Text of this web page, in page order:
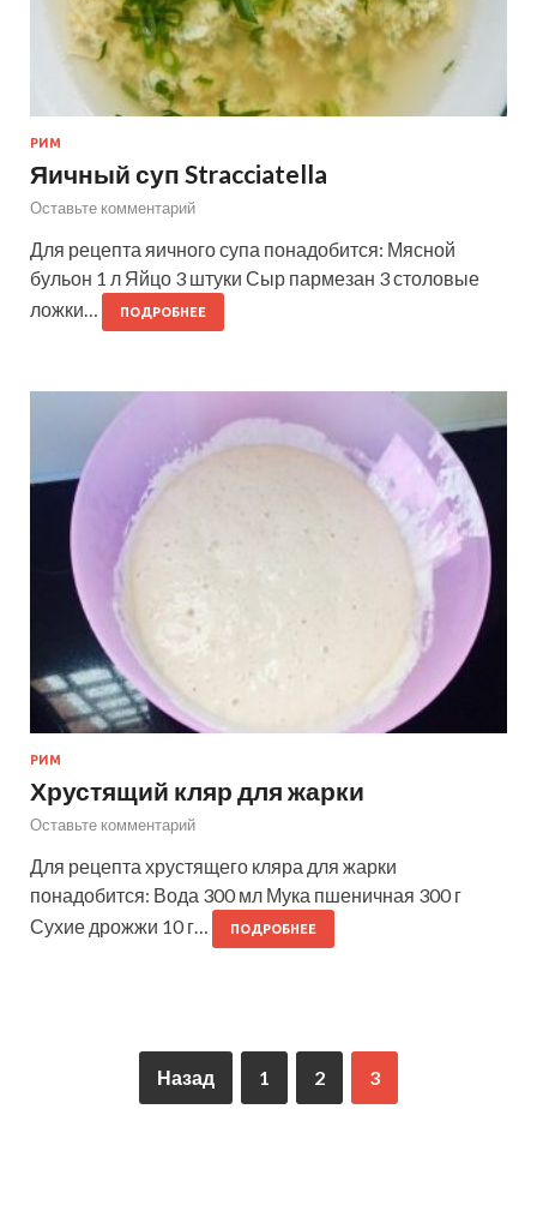
РИМ
Яичный суп Stracciatella
Оставьте комментарий
Для рецепта яичного супа понадобится: Мясной
бульон 1 л Яйцо 3 штуки Сыр пармезан 3 столовые
ложки…
ПОДРОБНЕЕ
РИМ
Хрустящий кляр для жарки
Оставьте комментарий
Для рецепта хрустящего кляра для жарки
понадобится: Вода 300 мл Мука пшеничная 300 г
Сухие дрожжи 10 г…
ПОДРОБНЕЕ
Назад 1 2 3